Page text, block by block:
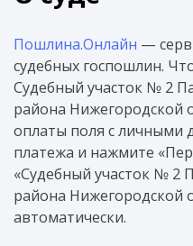
Пошлина.Онлайн —
судебных госпошлин.
Судебный участок № 2
района Нижегородской
оплаты поля с личными
платежа и нажмите
«Судебный участок № 2
района Нижегородской
автоматически.